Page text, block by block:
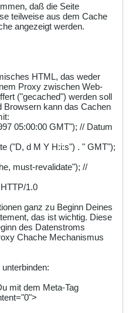
daß die Seite
teilweise aus dem Cache
angezeigt werden.
HTML, das weder
Proxy zwischen Web-
("gecached") werden soll
Browsern kann das Cachen
05:00:00 GMT"); // Datum
("D, d M Y H:i:s") . " GMT");
must-revalidate"); //
1.0
ganz zu Beginn Deines
das ist wichtig. Diese
des Datenstroms
Chache Mechanismus
mit dem Meta-Tag